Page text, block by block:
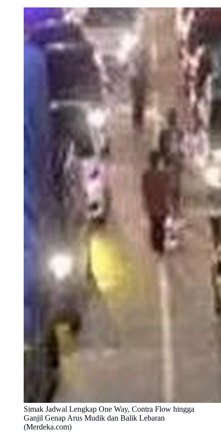
Simak Jadwal Lengkap One Way, Contra Flow hingga
Ganjil Genap Arus Mudik dan Balik Lebaran
(Merdeka.com)